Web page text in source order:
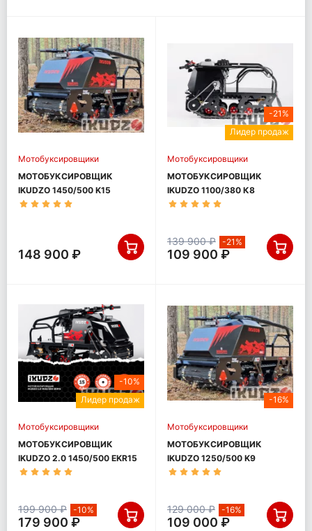
Мотобуксировщики
МОТОБУКСИРОВЩИК
IKUDZO 1450/500 K15
(DINKIN)
148 900 ₽
-21%
Лидер продаж
Мотобуксировщики
МОТОБУКСИРОВЩИК
IKUDZO 1100/380 К8
139 900 ₽ -21%
109 900 ₽
-10%
Лидер продаж
Мотобуксировщики
МОТОБУКСИРОВЩИК
IKUDZO 2.0 1450/500 EKR15
199 900 ₽ -10%
179 900 ₽
-16%
Мотобуксировщики
МОТОБУКСИРОВЩИК
IKUDZO 1250/500 K9
129 000 ₽ -16%
109 000 ₽